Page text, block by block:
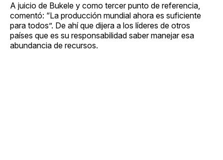
A juicio de Bukele y como tercer punto de referencia,
comentó: “La producción mundial ahora es suficiente
para todos”. De ahí que dijera a los líderes de otros
países que es su responsabilidad saber manejar esa
abundancia de recursos.